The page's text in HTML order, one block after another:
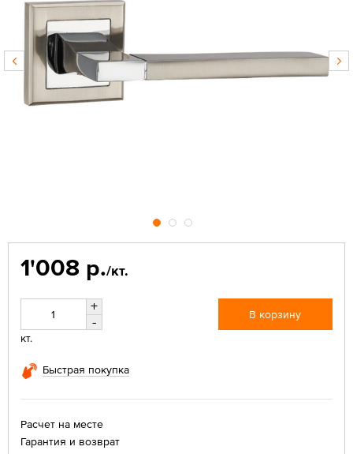
1'008 р./кт.
+
-
кт.
В корзину
Быстрая покупка
Расчет на месте
Гарантия и возврат